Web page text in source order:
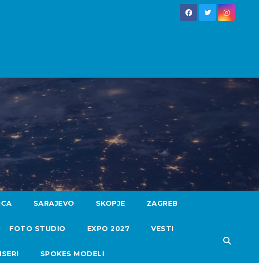
SARAJEVO SKOPJE ZAGREB
FOTO STUDIO EXPO 2027 VESTI
SPOKES MODELI